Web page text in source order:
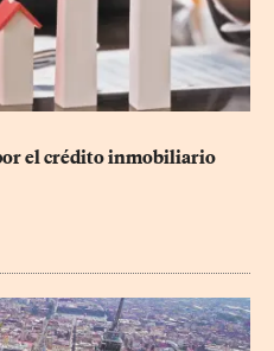
el crédito inmobiliario